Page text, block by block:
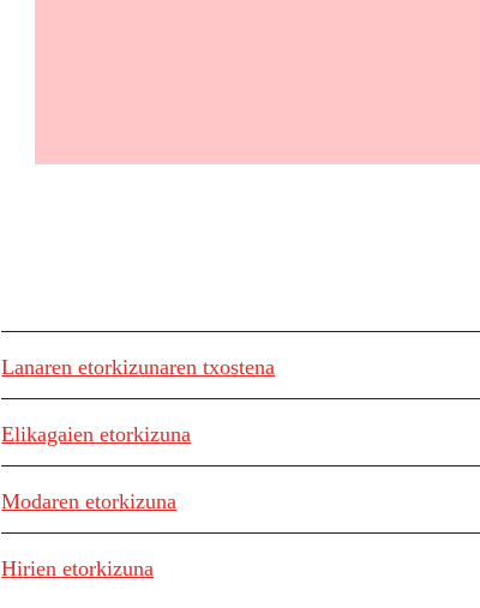
Lanaren etorkizunaren txostena
Elikagaien etorkizuna
Modaren etorkizuna
Hirien etorkizuna